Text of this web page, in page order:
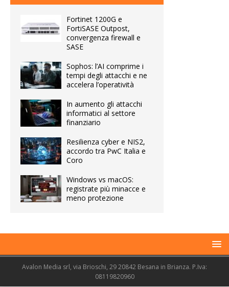
Fortinet 1200G e
FortiSASE Outpost,
convergenza firewall e
SASE
Sophos: l’AI comprime i
tempi degli attacchi e ne
accelera l’operatività
In aumento gli attacchi
informatici al settore
finanziario
Resilienza cyber e NIS2,
accordo tra PwC Italia e
Coro
Windows vs macOS:
registrate più minacce e
meno protezione
Avalon Media srl, via Brioschi, 29 20842 Besana in Brianza. P.Iva:
08119820960